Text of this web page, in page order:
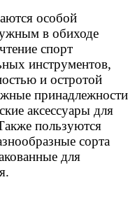
особой
в обиходе
спорт
инструментов,
и остротой
принадлежности
аксессуары для
пользуются
сорта
для